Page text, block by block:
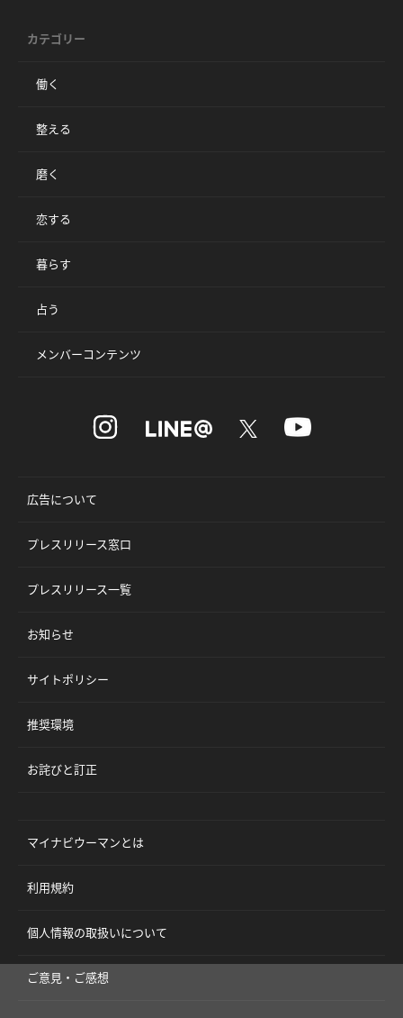
カテゴリー
働く
整える
磨く
恋する
暮らす
占う
メンバーコンテンツ
広告について
プレスリリース窓口
プレスリリース一覧
お知らせ
サイトポリシー
推奨環境
お詫びと訂正
マイナビウーマンとは
利用規約
個人情報の取扱いについて
ご意見・ご感想